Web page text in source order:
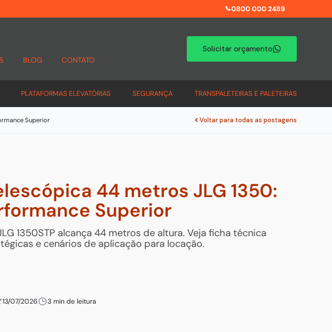
0800 000 2489
BLOG CONTATO
Solicitar orçamento
PLATAFORMAS ELEVATÓRIAS SEGURANÇA TRANSPALETEIRAS E PALETEIRAS
Superior Voltar para todas as postagens
44 metros JLG 1350:
Superior
1350STP alcança 44 metros de altura. Veja ficha técnica
e cenários de aplicação para locação.
13/07/2026 3 min de leitura